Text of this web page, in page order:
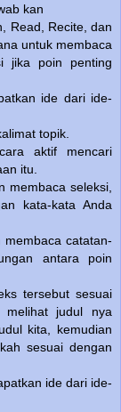
kan
Read, Recite, dan
untuk membaca
jika poin penting
ide dari ide-
topik.
aktif mencari
itu.
membaca seleksi,
kata-kata Anda
membaca catatan-
antara poin
tersebut sesuai
melihat judul nya
kita, kemudian
sesuai dengan
ide dari ide-